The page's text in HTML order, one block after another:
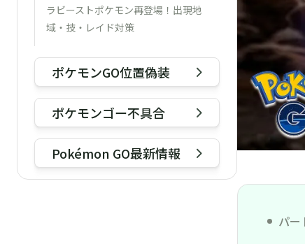
ラビーストポケモン再登場！出現地
域・技・レイド対策
ポケモンGOメルタンを入手しよう！
色違いからふしぎなはこまでを徹底解
説
ポケモンGOミミズズが「鋼の決意」
で初登場！弱点・対策と色違いを完全
解明
すぐ勝てる！ポケモンGOカプ・テテ
ポケモンGO位置偽装
ポケモンゴー不具合
Pokémon GO最新情報
パー